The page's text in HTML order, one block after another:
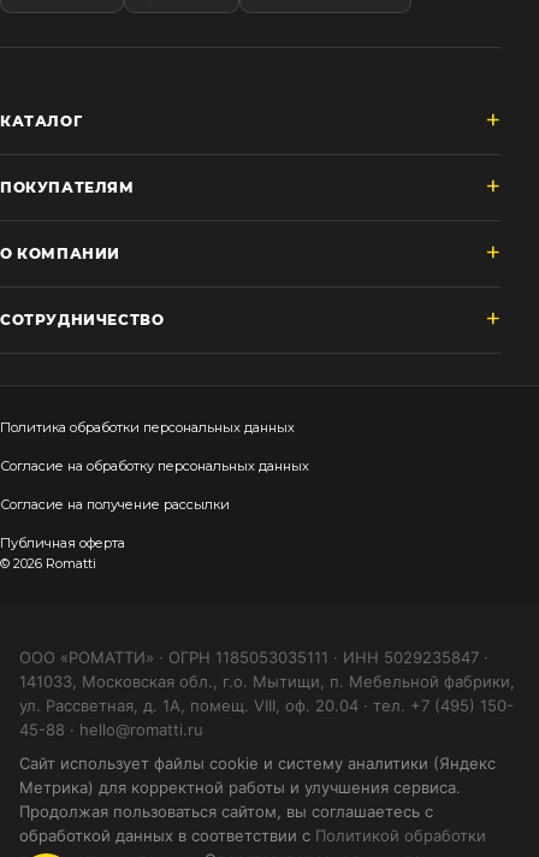
КАТАЛОГ
ПОКУПАТЕЛЯМ
О КОМПАНИИ
СОТРУДНИЧЕСТВО
Политика обработки персональных данных
Согласие на обработку персональных данных
Согласие на получение рассылки
Публичная оферта
© 2026 Romatti
ООО «РОМАТТИ» · ОГРН 1185053035111 · ИНН 5029235847 ·
141033, Московская обл., г.о. Мытищи, п. Мебельной фабрики,
ул. Рассветная, д. 1А, помещ. VIII, оф. 20.04 · тел. +7 (495) 150-
45-88 · hello@romatti.ru
Сайт использует файлы cookie и систему аналитики (Яндекс
Метрика) для корректной работы и улучшения сервиса.
Продолжая пользоваться сайтом, вы соглашаетесь с
обработкой данных в соответствии с Политикой обработки